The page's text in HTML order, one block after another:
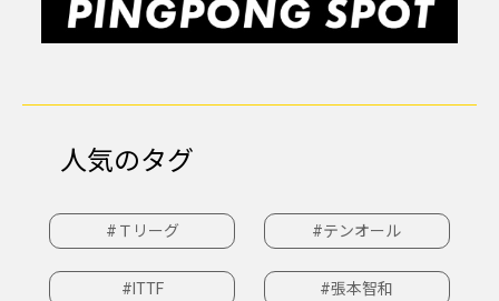
人気のタグ
#Ｔリーグ #テンオール
#ITTF #張本智和